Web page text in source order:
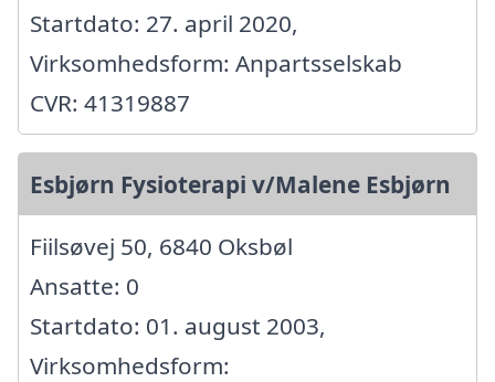
Startdato: 27. april 2020,
Virksomhedsform: Anpartsselskab
CVR: 41319887
Esbjørn Fysioterapi v/Malene Esbjørn
Fiilsøvej 50, 6840 Oksbøl
Ansatte: 0
Startdato: 01. august 2003,
Virksomhedsform: